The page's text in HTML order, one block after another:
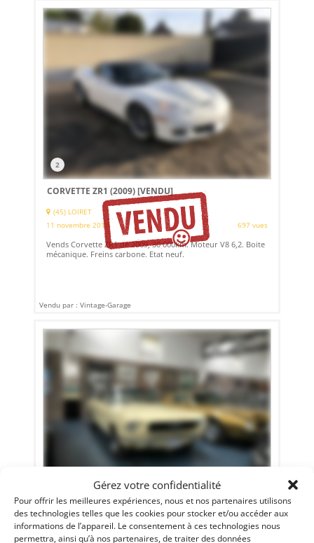
Gérez votre confidentialité
Pour offrir les meilleures expériences, nous et nos partenaires utilisons
des technologies telles que les cookies pour stocker et/ou accéder aux
informations de l’appareil. Le consentement à ces technologies nous
permettra, ainsi qu’à nos partenaires, de traiter des données
2
CORVETTE ZR1 (2009)[VENDU]
(45) LOIRET
11 novembre 2019
697 vues
Vends Corvette ZR1 de 2009, 30 000km. Moteur V8 6,2. Boite
mécanique. Freins carbone. Etat neuf.
Vendu par : Vintage-Garage
FORD MUSTANG (1966)[VENDU]
SAINT PRYVé SAINT MESMIN (FRANCE)